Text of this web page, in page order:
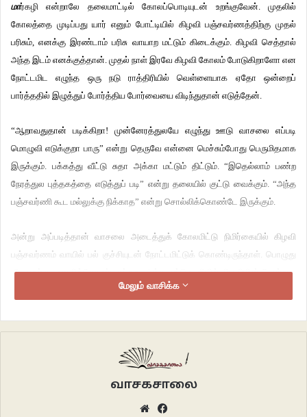
மார்கழி என்றாலே தலைமாட்டில் கோலப்பொடியுடன் உறங்குவேன். முதலில்
கோலத்தை முடிப்பது யார் எனும் போட்டியில் கிழவி பஞ்சவர்ணத்திற்கு முதல்
பரிசும், எனக்கு இரண்டாம் பரிசு வாயாற மட்டும் கிடைக்கும். கிழவி செத்தால்
அந்த இடம் எனக்குத்தான். முதல் நாள் இரவே கிழவி கோலம் போடுகிறாளோ என
நோட்டமிட எழுந்த ஒரு நடு ராத்திரியில் வெள்ளையாக ஏதோ ஒன்றைப்
பார்த்ததில் இழுத்துப் போர்த்திய போர்வையை விடிந்துதான் எடுத்தேன்.
“ஆறாவதுதான் படிக்கிறா! முன்னேரத்துலயே எழுந்து ஊடு வாசலை எப்படி
மொழுவி எடுக்குறா பாரு” என்று தெருவே என்னை மெச்சும்போது பெருமிதமாக
இருக்கும். பக்கத்து வீட்டு சுதா அக்கா மட்டும் திட்டும். “இதெல்லாம் பண்ற
நேரத்துல புத்தகத்தை எடுத்துப் படி” என்று தலையில் குட்டு வைக்கும். “அந்த
பஞ்சவர்ணி கூட மல்லுக்கு நிக்காத” என்று சொல்லிக்கொண்டே இருக்கும்.
அன்று அப்படித்தான் வாசலை அடைத்துக் கோலமிட்டு நிமிர்கையில் கிழவி
பஞ்சவர்ணம் வாயில் பல் குச்சியுடன் நோட்டமிட்டுக் கொண்டிருந்தாள். பொழுது
விடிவதற்கு முனகிக்கொண்டிருந்தது. அந்த மங்கொளியில் கிழவியின் வெள்ளை
சட்டையை வைத்தே கிழவிதான் என்பதை உறுதிப்படுத்தியிருந்தேன்.
மேலும் வாசிக்க
வாசகசாலை
Website